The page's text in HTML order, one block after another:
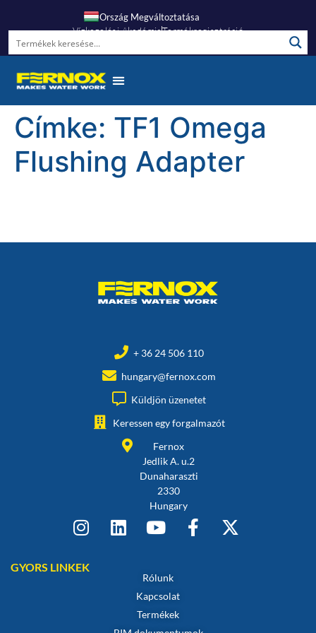
Ország Megváltoztatása
Vízkezelési AkadémiaTermékregisztráció
Címke: TF1 Omega
Flushing Adapter
+ 36 24 506 110
hungary@fernox.com
Küldjön üzenetet
Keressen egy forgalmazót
Fernox
Jedlik A. u.2
Dunaharaszti
2330
Hungary
GYORS LINKEK
Rólunk
Kapcsolat
Termékek